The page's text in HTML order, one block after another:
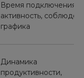
Время подключения,
активность,
графика
Динамика
продуктивности,